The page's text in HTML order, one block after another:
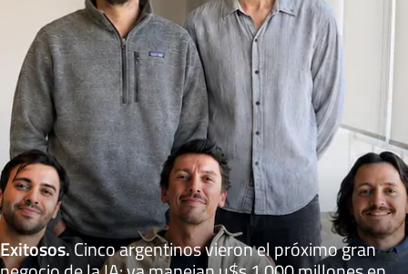
Exitosos.Cinco argentinos vieron el próximo gran